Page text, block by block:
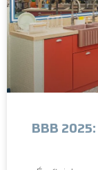
BBB